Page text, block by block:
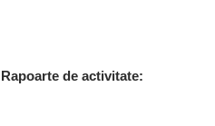
Rapoarte de activitate: